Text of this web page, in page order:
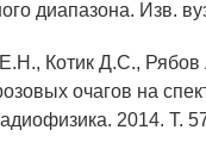
диапазона. Изв.
Котик Д.С.,
очагов на
2014. Т.